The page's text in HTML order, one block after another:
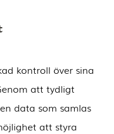
kontroll över sina
att tydligt
data som samlas
att styra